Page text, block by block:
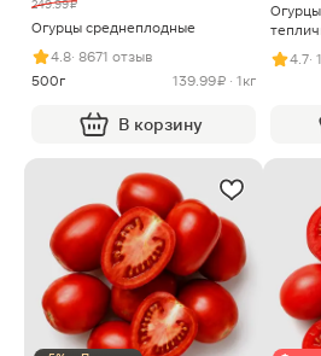
249.99 ₽
Огурцы среднеплодные
4.8· 8671 отзыв
500г
139.99 ₽ · 1кг
В корзину
4.7·